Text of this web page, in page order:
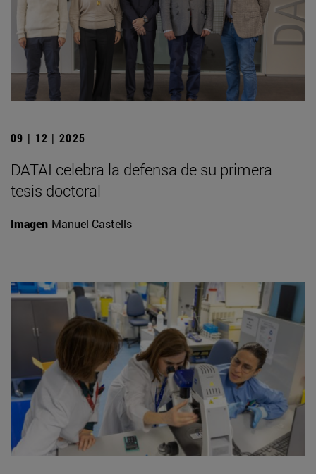
09 | 12 | 2025
DATAI celebra la defensa de su primera
tesis doctoral
Imagen Manuel Castells